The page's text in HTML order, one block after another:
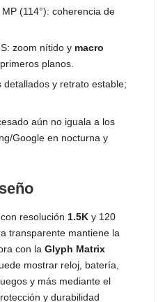
(114°): coherencia de
zoom nítido y macro
planos.
detallados y retrato estable;
aún no iguala a los
Google en nocturna y
resolución 1.5K y 120
transparente mantiene la
con la Glyph Matrix
mostrar reloj, batería,
y más mediante el
y durabilidad